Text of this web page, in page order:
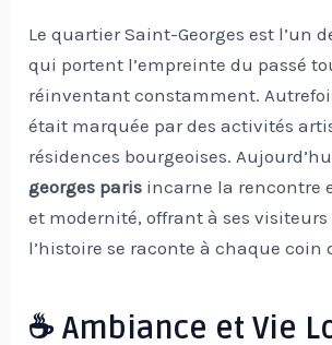
Le quartier Saint-Georges est l’un
qui portent l’empreinte du passé
réinventant constamment.
était marquée par des activités
résidences bourgeoises.
georges paris incarne la rencontre
et modernité, offrant à ses
l’histoire se raconte à chaque coin
☕ Ambiance et Vie